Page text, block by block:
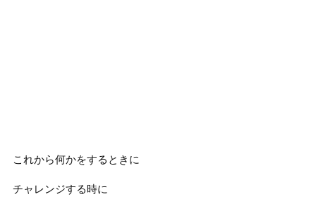
これから何かをするときに
チャレンジする時に